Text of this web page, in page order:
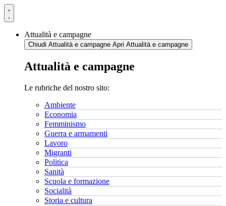
Vai
al
Attualità e campagne
Chiudi Attualità e campagne Apri Attualità e campagne
Attualità e campagne
Le rubriche del nostro sito:
Ambiente
Economia
Femminismo
Guerra e armamenti
Lavoro
Migranti
Politica
Sanità
Scuola e formazione
Socialità
Storia e cultura